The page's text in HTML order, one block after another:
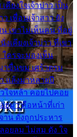
ยงใจเจ้าบ่าว เป็น
เพื่อนเจ้าสาว ยัง
เขาไม่เห็นคน ที่อยู่
เคียงเจ้าบ่าว ที่เขา
ใครจะมองเห็น
าขื่นขม เศร้าตรม
แล้งมาหลายปี
ใจหล้า คอยไปคอย
ยมา คือหน้าที่เก่า
าน ดั่งถูกประหาร
อยลม ไม่สม ดัง ใจ